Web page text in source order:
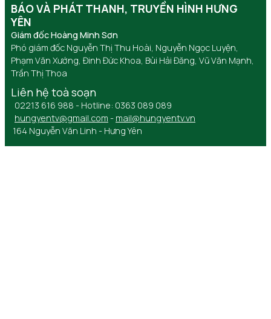
BÁO VÀ PHÁT THANH, TRUYỀN HÌNH HƯNG
YÊN
Giám đốc Hoàng Minh Sơn
Phó giám đốc Nguyễn Thị Thu Hoài, Nguyễn Ngọc Luyện,
Phạm Văn Xướng, Đinh Đức Khoa, Bùi Hải Đăng, Vũ Văn Mạnh,
Trần Thị Thoa
Liên hệ toà soạn
02213 616 988 - Hotline: 0363 089 089
hungyentv@gmail.com - mail@hungyentv.vn
164 Nguyễn Văn Linh - Hưng Yên